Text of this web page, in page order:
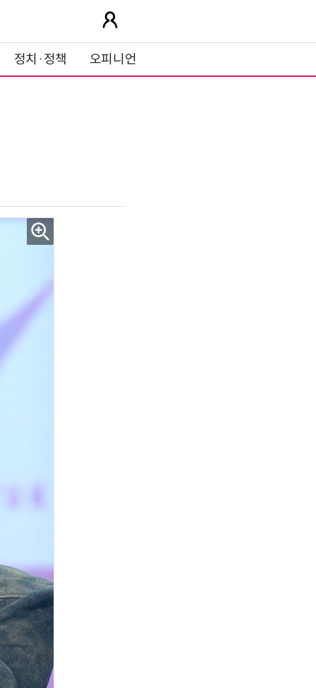
정치·정책 오피니언